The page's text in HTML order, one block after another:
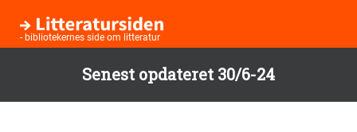
Senest opdateret 30/6-24
- bibliotekernes side om litteratur